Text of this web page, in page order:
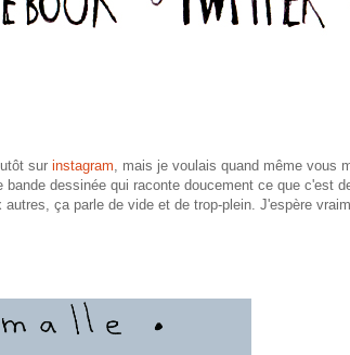
sur instagram, mais je voulais quand même vous
dessinée qui raconte doucement ce que c'est
ça parle de vide et de trop-plein. J'espère